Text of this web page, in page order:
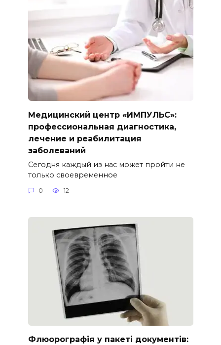
Медицинский центр «ИМПУЛЬС»:
профессиональная диагностика,
лечение и реабилитация
заболеваний
Сегодня каждый из нас может пройти не
только своевременное
0 12
Флюорографія у пакеті документів: